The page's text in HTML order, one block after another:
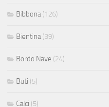
Bibbona (126)
Bientina (39)
Bordo Nave (24)
Buti (5)
Calci (5)